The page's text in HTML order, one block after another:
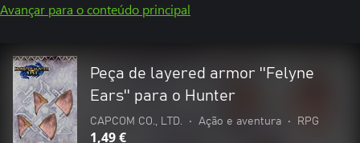
Avançar para o conteúdo principal
Peça de layered armor ''Felyne
Ears'' para o Hunter
CAPCOM CO., LTD. • Ação e aventura • RPG
1,49 €